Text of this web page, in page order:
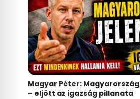
Magyar Péter:
– eljött az igazság pillanata